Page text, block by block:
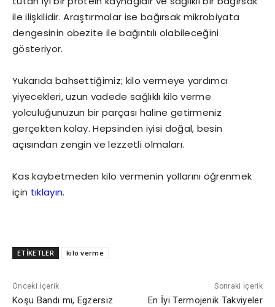
ile ilişkilidir. Araştırmalar ise bağırsak mikrobiyata
dengesinin obezite ile bağıntılı olabileceğini
gösteriyor.
Yukarıda bahsettiğimiz; kilo vermeye yardımcı
yiyecekleri, uzun vadede sağlıklı kilo verme
yolculuğunuzun bir parçası haline getirmeniz
gerçekten kolay. Hepsinden iyisi doğal, besin
açısından zengin ve lezzetli olmaları.
Kas kaybetmeden kilo vermenin yollarını öğrenmek
için tıklayın.
ETİKETLER kilo verme
Önceki İçerik
Koşu Bandı mı, Egzersiz
Sonraki İçerik
En İyi Termojenik Takviyeler